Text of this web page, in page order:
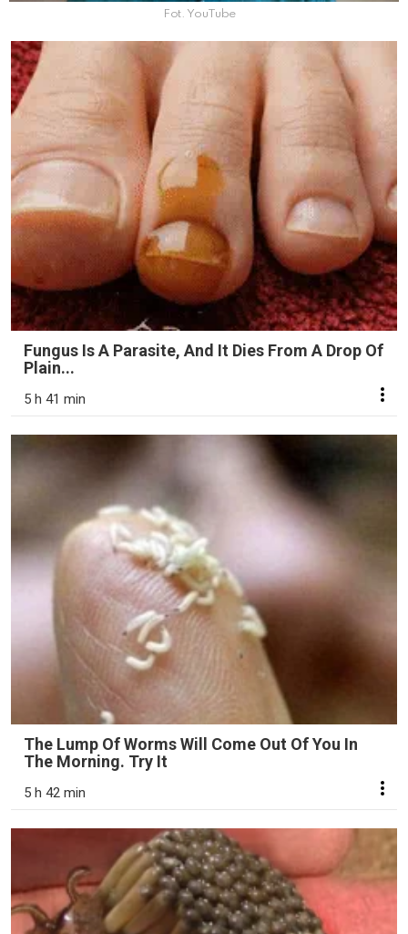
Fot. YouTube
Fungus Is A Parasite, And It Dies From A Drop Of
Plain...
5 h 41 min
The Lump Of Worms Will Come Out Of You In
The Morning. Try It
5 h 42 min